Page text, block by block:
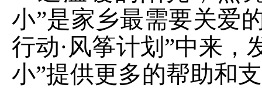
小”是家乡最需要关爱
行动·风筝计划”中来，
小”提供更多的帮助和